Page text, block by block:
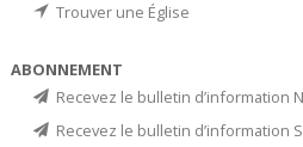
Trouver une Église
ABONNEMENT
Recevez le bulletin d’information
Recevez le bulletin d’information